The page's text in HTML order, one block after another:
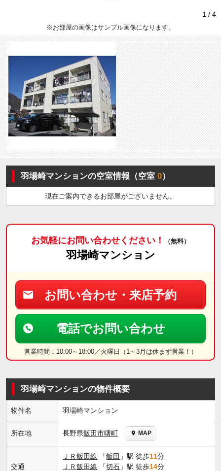
1 / 4
※お部屋の画像はサンプル画像になります。
羽場崎マンションの空室情報（空室0）
現在ご案内できるお部屋がございません。
お気軽にお問い合わせください！ （無料）
羽場崎マンション
お問い合わせ・来店予約
電話でお問い合わせ
営業時間：10:00～18:00／火曜日（1～3月は休まず営業！）
羽場崎マンションの物件概要
物件名 羽場崎マンション
所在地 長野県飯田市曙町 MAP
交通
ＪＲ飯田線 「飯田 」駅 徒歩11分
ＪＲ飯田線 「切石 」駅 徒歩14分